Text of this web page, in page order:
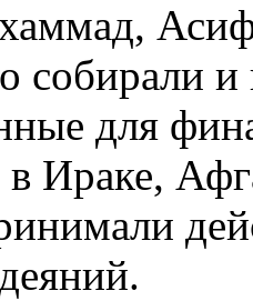
собирали и
для
в Ираке,